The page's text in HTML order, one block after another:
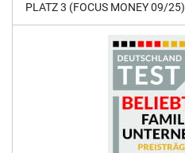
PLATZ 3 (FOCUS MONEY 09/25)